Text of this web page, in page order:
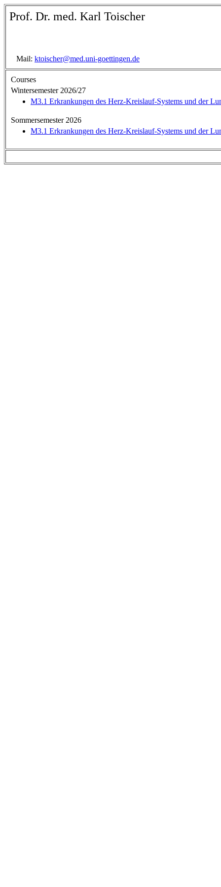
Prof. Dr. med. Karl Toischer
Mail: ktoischer@med.uni-goettingen.de
Courses
Wintersemester 2026/27
M3.1 Erkrankungen des Herz-Kreislauf-Systems und der
Sommersemester 2026
M3.1 Erkrankungen des Herz-Kreislauf-Systems und der